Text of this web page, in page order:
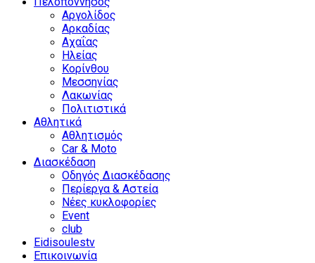
Αργολίδος
Αρκαδίας
Αχαΐας
Ηλείας
Κορίνθου
Μεσσηνίας
Λακωνίας
Πολιτιστικά
Αθλητικά
Αθλητισμός
Car & Moto
Διασκέδαση
Οδηγός Διασκέδασης
Περίεργα & Αστεία
Νέες κυκλοφορίες
Event
club
Eidisoulestv
Επικοινωνία